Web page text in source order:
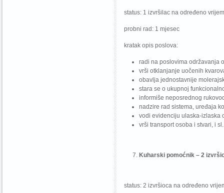
status: 1 izvršilac na određeno
probni rad: 1 mjesec
kratak opis poslova:
radi na poslovima održavanja
vrši otklanjanje uočenih
obavlja jednostavnije
stara se o ukupnoj
informiše neposrednog
nadzire rad sistema, uređaja
vodi evidenciju ulaska-izlaska
vrši transport osoba i stvari, i sl.
Kuharski pomoćnik – 2
status: 2 izvršioca na određeno